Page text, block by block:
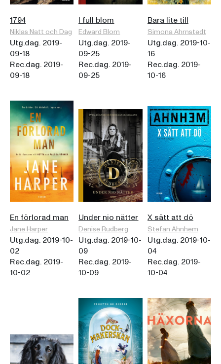
1794
Niklas Natt och Dag
Utg.dag. 2019-
09-18
Rec.dag. 2019-
09-18
I full blom
Edward Blom
Utg.dag. 2019-
09-25
Rec.dag. 2019-
09-25
Bara lite till
Simona Ahrnstedt
Utg.dag. 2019-10-
16
Rec.dag. 2019-
10-16
En förlorad man
Jane Harper
Utg.dag. 2019-10-
02
Rec.dag. 2019-
10-02
Under nio nätter
Denise Rudberg
Utg.dag. 2019-10-
09
Rec.dag. 2019-
10-09
X sätt att dö
Stefan Ahnhem
Utg.dag. 2019-10-
04
Rec.dag. 2019-
10-04